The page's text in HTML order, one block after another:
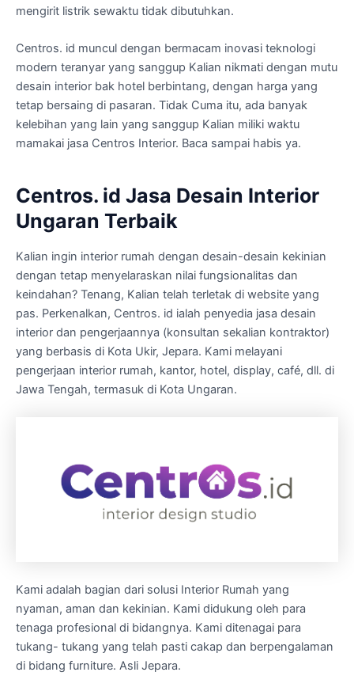
mengirit listrik sewaktu tidak dibutuhkan.
Centros. id muncul dengan bermacam inovasi teknologi
modern teranyar yang sanggup Kalian nikmati dengan mutu
desain interior bak hotel berbintang, dengan harga yang
tetap bersaing di pasaran. Tidak Cuma itu, ada banyak
kelebihan yang lain yang sanggup Kalian miliki waktu
mamakai jasa Centros Interior. Baca sampai habis ya.
Centros. id Jasa Desain Interior
Ungaran Terbaik
Kalian ingin interior rumah dengan desain-desain kekinian
dengan tetap menyelaraskan nilai fungsionalitas dan
keindahan? Tenang, Kalian telah terletak di website yang
pas. Perkenalkan, Centros. id ialah penyedia jasa desain
interior dan pengerjaannya (konsultan sekalian kontraktor)
yang berbasis di Kota Ukir, Jepara. Kami melayani
pengerjaan interior rumah, kantor, hotel, display, café, dll. di
Jawa Tengah, termasuk di Kota Ungaran.
Kami adalah bagian dari solusi Interior Rumah yang
nyaman, aman dan kekinian. Kami didukung oleh para
tenaga profesional di bidangnya. Kami ditenagai para
tukang- tukang yang telah pasti cakap dan berpengalaman
di bidang furniture. Asli Jepara.